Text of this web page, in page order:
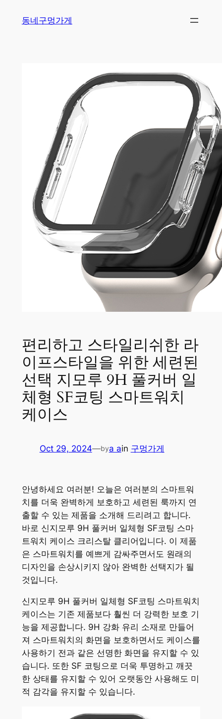
동네구멍가게
편리하고 스타일리쉬한 라
이프스타일을 위한 세련된
선택 지모루 9H 풀커버 일
체형 SF코팅 스마트워치
케이스
Oct 29, 2024—bya ain 구멍가게
안녕하세요 여러분! 오늘은 여러분의 스마트워
치를 더욱 완벽하게 보호하고 세련된 룩까지 연
출할 수 있는 제품을 소개해 드리려고 합니다.
바로 신지모루 9H 풀커버 일체형 SF코팅 스마
트워치 케이스 크리스탈 클리어입니다. 이 제품
은 스마트워치를 예쁘게 감싸주면서도 원래의
디자인을 손상시키지 않아 완벽한 선택지가 될
것입니다.
신지모루 9H 풀커버 일체형 SF코팅 스마트워치
케이스는 기존 제품보다 훨씬 더 강력한 보호 기
능을 제공합니다. 9H 강화 유리 소재로 만들어
져 스마트워치의 화면을 보호하면서도 케이스를
사용하기 전과 같은 선명한 화면을 유지할 수 있
습니다. 또한 SF 코팅으로 더욱 투명하고 깨끗
한 상태를 유지할 수 있어 오랫동안 사용해도 미
적 감각을 유지할 수 있습니다.